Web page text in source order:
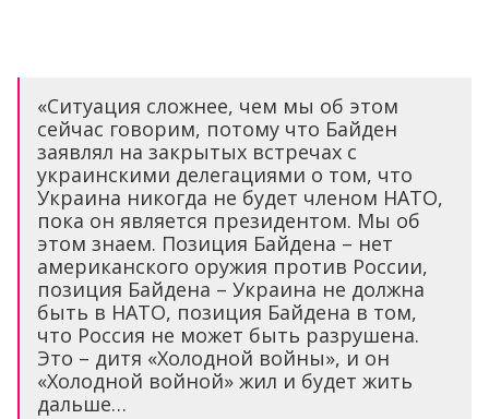
«Ситуация сложнее, чем мы об этом
сейчас говорим, потому что Байден
заявлял на закрытых встречах с
украинскими делегациями о том, что
Украина никогда не будет членом НАТО,
пока он является президентом. Мы об
этом знаем. Позиция Байдена – нет
американского оружия против России,
позиция Байдена – Украина не должна
быть в НАТО, позиция Байдена в том,
что Россия не может быть разрушена.
Это – дитя «Холодной войны», и он
«Холодной войной» жил и будет жить
дальше…